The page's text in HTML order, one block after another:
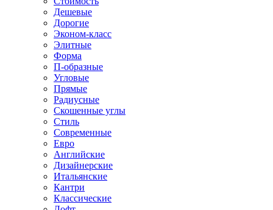
Дешевые
Дорогие
Эконом-класс
Элитные
Форма
П-образные
Угловые
Прямые
Радиусные
Скошенные углы
Стиль
Современные
Евро
Английские
Дизайнерские
Итальянские
Кантри
Классические